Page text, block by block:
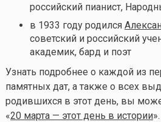
российский пианист,
в 1933 году родился
советский и российский
академик, бард и поэт
Узнать подробнее о каждой из
памятных дат, а также о всех
родившихся в этот день, вы
«20 марта — этот день в истории».